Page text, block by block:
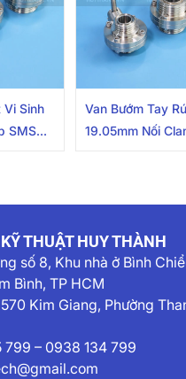
Vi Sinh
SMS
Van Bướm Tay
19.05mm Nối
THUẬT HUY THÀNH
số 8, Khu nhà ở Bình
Bình, TP HCM
Kim Giang, Phường
799 – 0938 134 799